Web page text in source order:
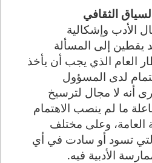
الأدب وإشكالية
يقطين إلى المسألة
العام الذي يجب أن يأخذ
لدى المسؤول
أنه لا مجال لترسيخ
ما لم ينصب الاهتمام
العامة، وعلى مختلف
تسود أو سادت في أي
الأدبية فيه.